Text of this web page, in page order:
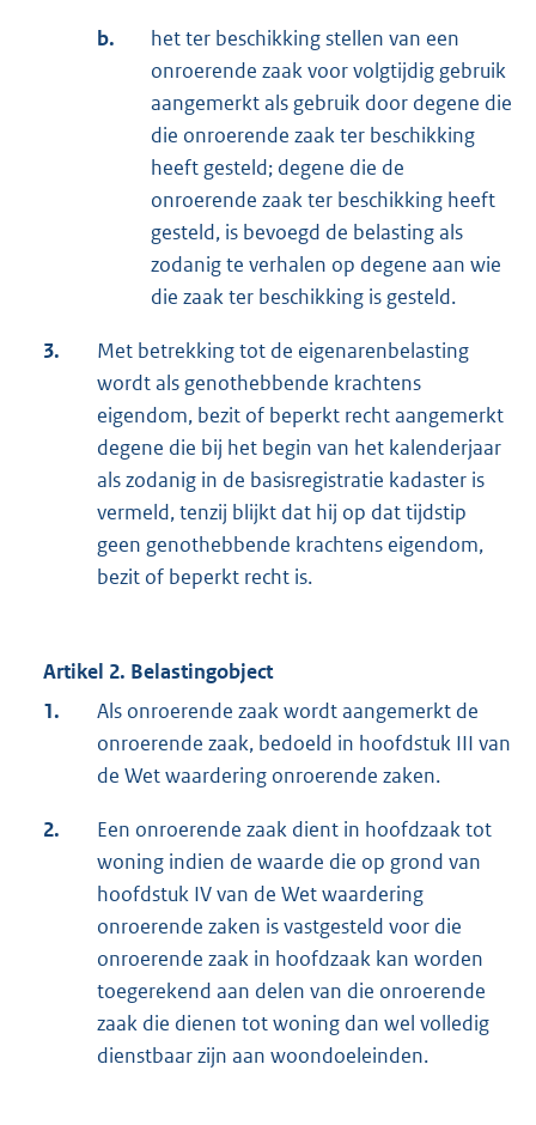
b.
het ter beschikking stellen van een
onroerende zaak voor volgtijdig gebruik
aangemerkt als gebruik door degene die
die onroerende zaak ter beschikking
heeft gesteld; degene die de
onroerende zaak ter beschikking heeft
gesteld, is bevoegd de belasting als
zodanig te verhalen op degene aan wie
die zaak ter beschikking is gesteld.
3.
Met betrekking tot de eigenarenbelasting
wordt als genothebbende krachtens
eigendom, bezit of beperkt recht aangemerkt
degene die bij het begin van het kalenderjaar
als zodanig in de basisregistratie kadaster is
vermeld, tenzij blijkt dat hij op dat tijdstip
geen genothebbende krachtens eigendom,
bezit of beperkt recht is.
Artikel 2. Belastingobject
1.
Als onroerende zaak wordt aangemerkt de
onroerende zaak, bedoeld in hoofdstuk III van
de Wet waardering onroerende zaken.
2.
Een onroerende zaak dient in hoofdzaak tot
woning indien de waarde die op grond van
hoofdstuk IV van de Wet waardering
onroerende zaken is vastgesteld voor die
onroerende zaak in hoofdzaak kan worden
toegerekend aan delen van die onroerende
zaak die dienen tot woning dan wel volledig
dienstbaar zijn aan woondoeleinden.